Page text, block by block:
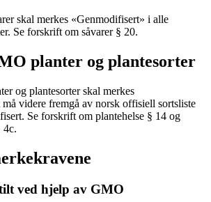
skal merkes «Genmodifisert» i alle
Se forskrift om såvarer § 20.
planter og plantesorter
og plantesorter skal merkes
videre fremgå av norsk offisiell sortsliste
Se forskrift om plantehelse § 14 og
4c.
ved hjelp av GMO